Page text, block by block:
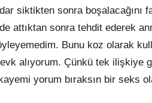
siktikten sonra boşalacağını
attıktan sonra tehdit ederek
Bunu koz olarak
alıyorum. Çünkü tek ilişkiye
yorum bıraksın bir seks